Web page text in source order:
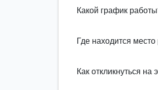
Какой график
Где находится
Как откликнуться на